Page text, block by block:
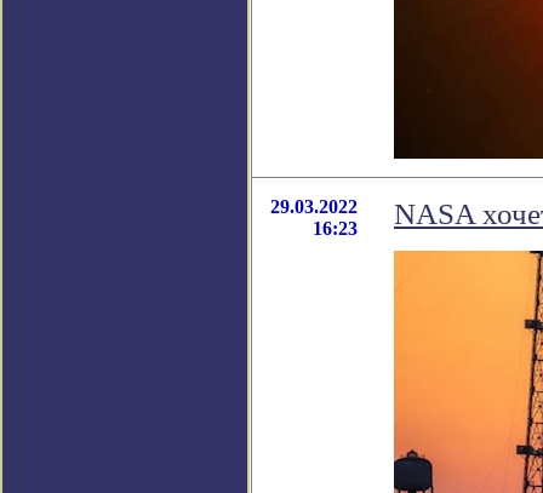
29.03.2022
16:23
NASA